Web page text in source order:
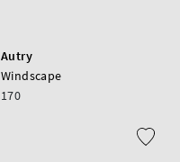
Autry
Windscape
170